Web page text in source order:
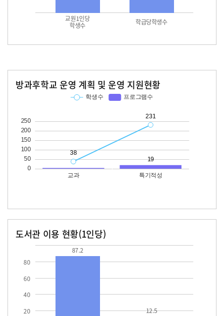
교원1인당
학생수 학급당학생수
방과후학교 운영 계획 및 운영 지원현황
도서관 이용 현황(1인당)
20
40
60
80
87.2
12.5